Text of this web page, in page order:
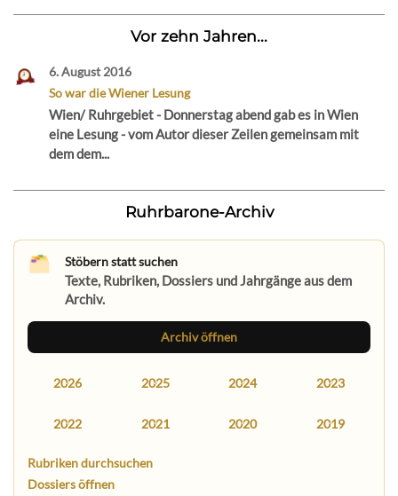
Vor zehn Jahren...
6. August 2016
So war die Wiener Lesung
Wien/ Ruhrgebiet - Donnerstag abend gab es in Wien
eine Lesung - vom Autor dieser Zeilen gemeinsam mit
dem dem...
Ruhrbarone-Archiv
Stöbern statt suchen
Texte, Rubriken, Dossiers und Jahrgänge aus dem
Archiv.
Archiv öffnen
2026 2025 2024 2023
2022 2021 2020 2019
Rubriken durchsuchen
Dossiers öffnen